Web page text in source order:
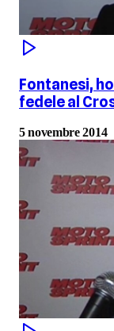
Fontanesi,
fedele al
5 novembre 2014